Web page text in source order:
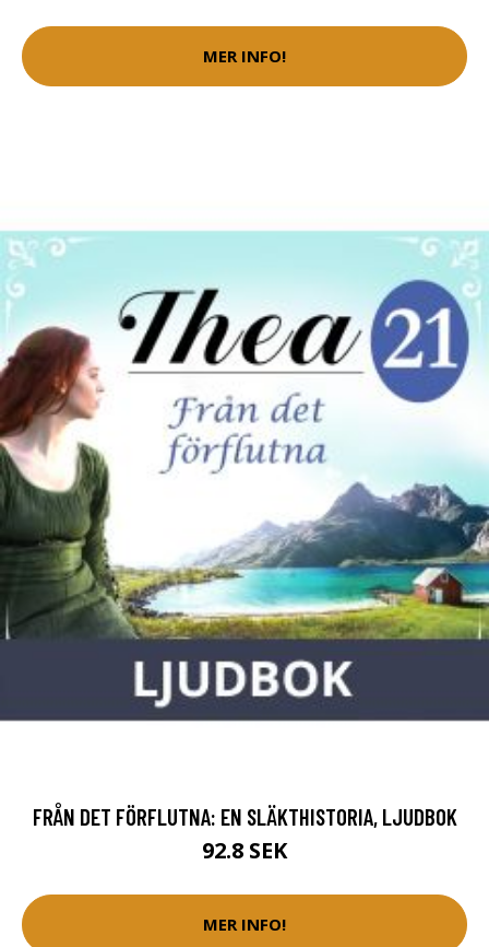
MER INFO!
FRÅN DET FÖRFLUTNA: EN SLÄKTHISTORIA, LJUDBOK
92.8 SEK
MER INFO!